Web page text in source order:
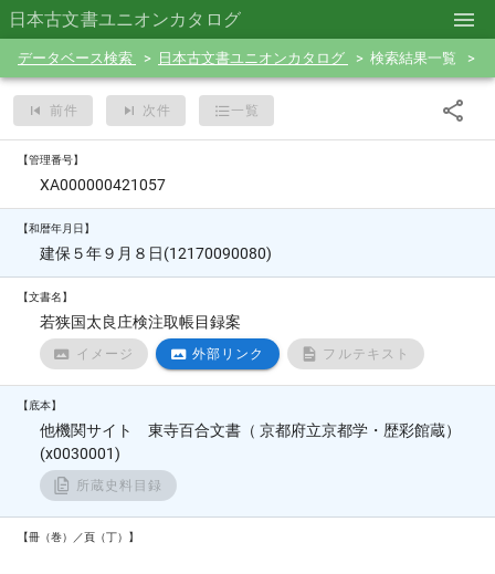
日本古文書ユニオンカタログ
データベース検索 日本古文書ユニオンカタログ 検索結果一覧
前件 次件 一覧
【管理番号】
XA000000421057
【和暦年月日】
建保５年９月８日(12170090080)
【文書名】
若狭国太良庄検注取帳目録案
イメージ 外部リンク フルテキスト
【底本】
他機関サイト 東寺百合文書（ 京都府立京都学・歴彩館蔵）
(x0030001)
所蔵史料目録
【冊（巻）／頁（丁）】